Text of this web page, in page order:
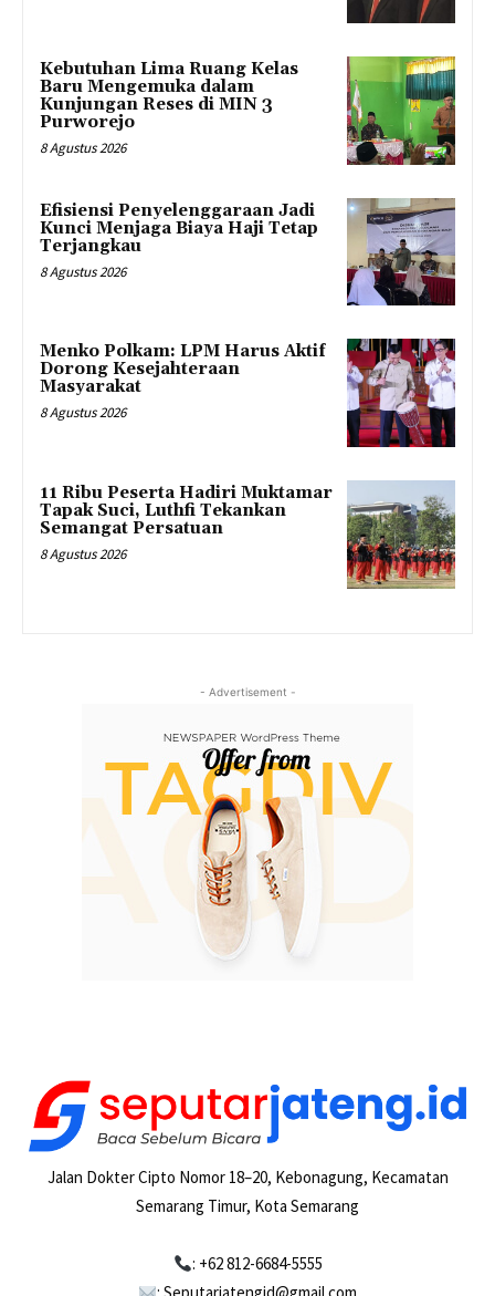
Kebutuhan Lima Ruang Kelas
Baru Mengemuka dalam
Kunjungan Reses di MIN 3
Purworejo
8 Agustus 2026
Efisiensi Penyelenggaraan Jadi
Kunci Menjaga Biaya Haji Tetap
Terjangkau
8 Agustus 2026
Menko Polkam: LPM Harus Aktif
Dorong Kesejahteraan
Masyarakat
8 Agustus 2026
11 Ribu Peserta Hadiri Muktamar
Tapak Suci, Luthfi Tekankan
Semangat Persatuan
8 Agustus 2026
- Advertisement -
Jalan Dokter Cipto Nomor 18–20, Kebonagung, Kecamatan
Semarang Timur, Kota Semarang
: +62 812-6684-5555